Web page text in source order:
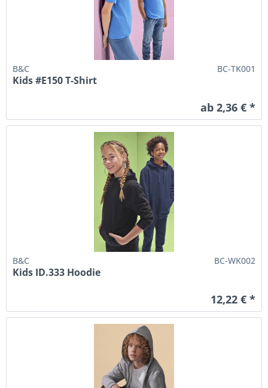
B&C BC-TK001
Kids #E150 T-Shirt
ab 2,36 € *
B&C BC-WK002
Kids ID.333 Hoodie
12,22 € *